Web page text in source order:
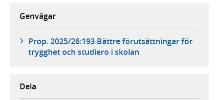
Genvägar
Prop. 2025/26:193 Bättre förutsättningar för
trygghet och studiero i skolan
Dela